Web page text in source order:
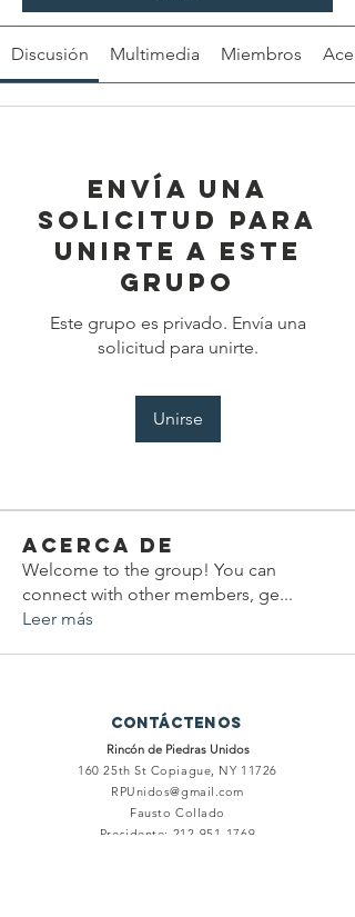
Discusión Multimedia Miembros
Envía una
solicitud para
unirte a este
grupo
Este grupo es privado. Envía una
solicitud para unirte.
Unirse
Acerca de
Welcome to the group! You can
connect with other members, ge...
Leer más
Contáctenos
Rincón de Piedras Unidos
160 25th St Copiague, NY 11726
RPUnidos@gmail.com
Fausto Collado
Presidente: 212-951-1769